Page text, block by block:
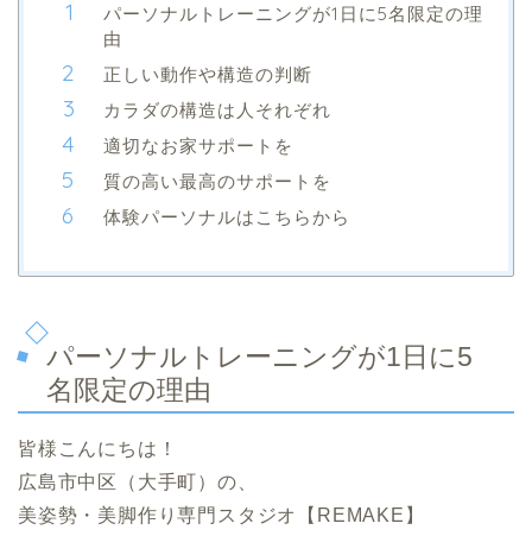
パーソナルトレーニングが1日に5名限定の理
由
正しい動作や構造の判断
カラダの構造は人それぞれ
適切なお家サポートを
質の高い最高のサポートを
体験パーソナルはこちらから
パーソナルトレーニングが1日に5
名限定の理由
皆様こんにちは！
広島市中区（大手町）の、
美姿勢・美脚作り専門スタジオ【REMAKE】